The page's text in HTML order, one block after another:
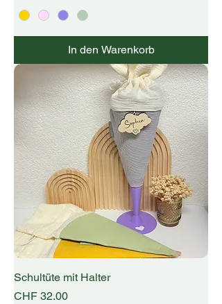
In den Warenkorb
Schultüte mit Halter
Preis
CHF 32.00